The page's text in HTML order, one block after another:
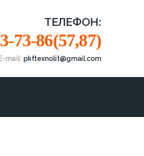
ТЕЛЕФОН:
73-86(57,87)
E-mail: pkftexnolit@gmail.com